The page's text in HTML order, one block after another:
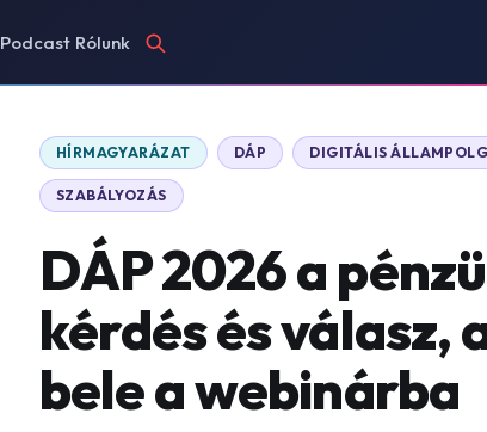
Podcast Rólunk
HÍRMAGYARÁZAT DÁP DIGITÁLIS
SZABÁLYOZÁS
DÁP 2026 a
kérdés és
bele a webinárba